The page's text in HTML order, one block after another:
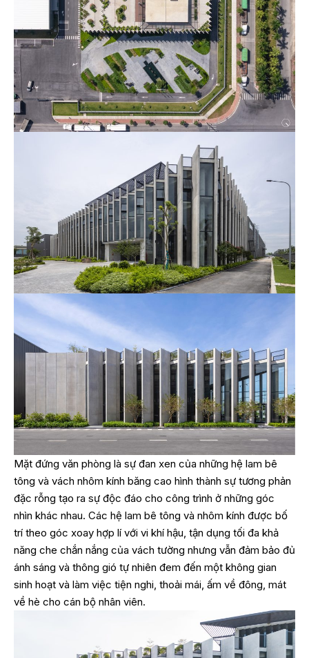
Mặt đứng văn phòng là sự đan xen của những hệ lam bê
tông và vách nhôm kính băng cao hình thành sự tương phản
đặc rỗng tạo ra sự độc đáo cho công trình ở những góc
nhìn khác nhau. Các hệ lam bê tông và nhôm kính được bố
trí theo góc xoay hợp lí với vi khí hậu, tận dụng tối đa khả
năng che chắn nắng của vách tường nhưng vẫn đảm bảo đủ
ánh sáng và thông gió tự nhiên đem đến một không gian
sinh hoạt và làm việc tiện nghi, thoải mái, ấm về đông, mát
về hè cho cán bộ nhân viên.